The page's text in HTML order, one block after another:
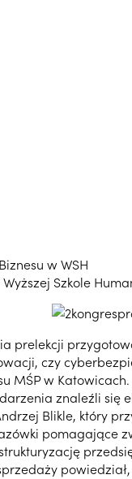
w WSH
Szkole
prelekcji
czy
MŚP w Katowicach.
znaleźli
Blikle, który
pomagające